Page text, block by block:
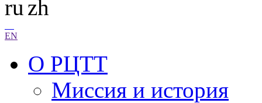
EN
О РЦТТ
Миссия и история